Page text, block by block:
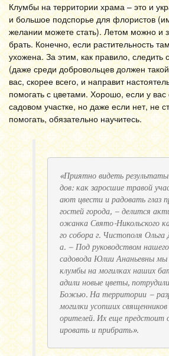
Клумбы на территории храма – это и
и большое подспорье для флористов
желании можете стать). Летом можно и
брать. Конечно, если растительность
ухожена. За этим, как правило, следить
(даже среди добровольцев должен
вас, скорее всего, и направит
помогать с цветами. Хорошо, если у
садовом участке, но даже если нет, не
помогать, обязательно научитесь.
«Приятно видеть
дов: как заросшие травой
ают цвести и радовать глаз
гостей города, – делится
ожанка Свято-Никольского
го собора г. Чистополя
а. – Под руководством
садовода Юлии Ананьевны мы
клумбы на могилках наших
адили новые цветы,
Божью. На территории –
могилки усопших
орителей. Их еще предстоит
ировать и прибрать».